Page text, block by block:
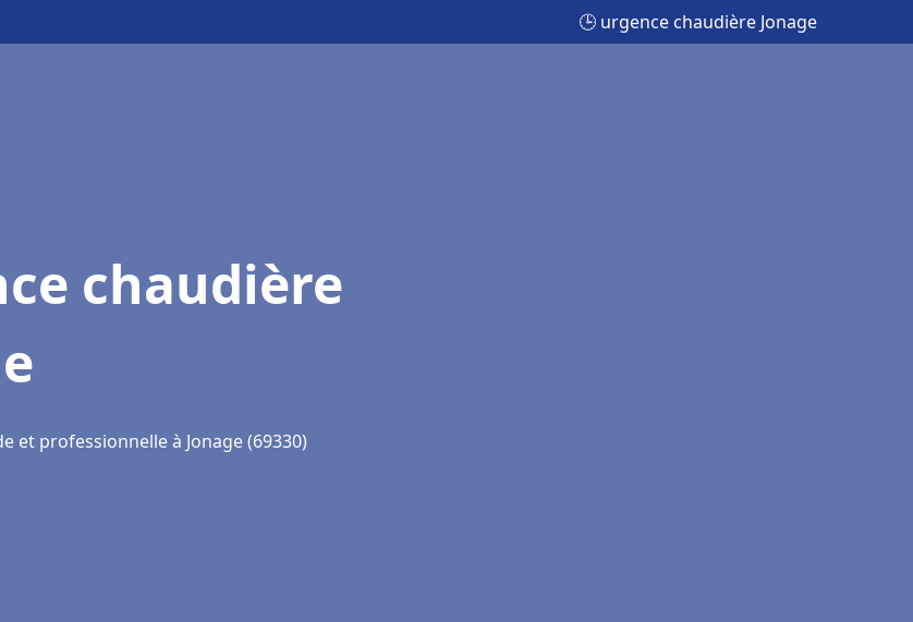
🕒 urgence chaudière Jonage
chaudière
et professionnelle à Jonage (69330)